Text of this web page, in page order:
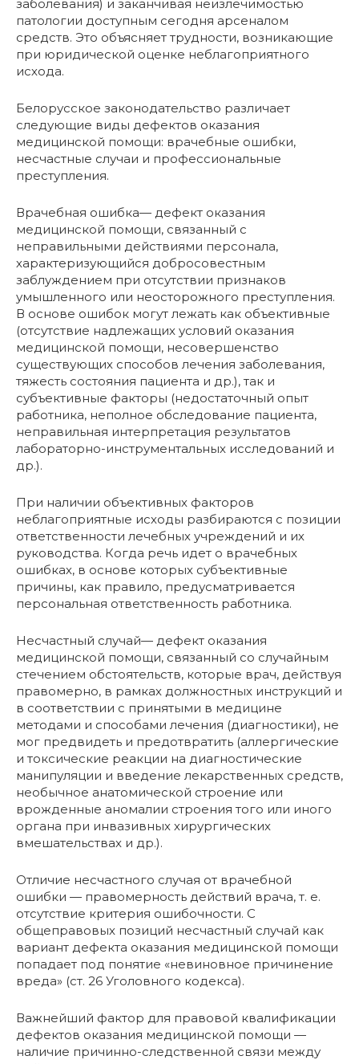
заболевания) и заканчивая неизлечимостью
патологии доступным сегодня арсеналом
средств. Это объясняет трудности, возникающие
при юридической оценке неблагоприятного
исхода.
Белорусское законодательство различает
следующие виды дефектов оказания
медицинской помощи: врачебные ошибки,
несчастные случаи и профессиональные
преступления.
Врачебная ошибка— дефект оказания
медицинской помощи, связанный с
неправильными действиями персонала,
характеризующийся добросовестным
заблуждением при отсутствии признаков
умышленного или неосторожного преступления.
В основе ошибок могут лежать как объективные
(отсутствие надлежащих условий оказания
медицинской помощи, несовершенство
существующих способов лечения заболевания,
тяжесть состояния пациента и др.), так и
субъективные факторы (недостаточный опыт
работника, неполное обследование пациента,
неправильная интерпретация результатов
лабораторно-инструментальных исследований и
др.).
При наличии объективных факторов
неблагоприятные исходы разбираются с позиции
ответственности лечебных учреждений и их
руководства. Когда речь идет о врачебных
ошибках, в основе которых субъективные
причины, как правило, предусматривается
персональная ответственность работника.
Несчастный случай— дефект оказания
медицинской помощи, связанный со случайным
стечением обстоятельств, которые врач, действуя
правомерно, в рамках должностных инструкций и
в соответствии с принятыми в медицине
методами и способами лечения (диагностики), не
мог предвидеть и предотвратить (аллергические
и токсические реакции на диагностические
манипуляции и введение лекарственных средств,
необычное анатомической строение или
врожденные аномалии строения того или иного
органа при инвазивных хирургических
вмешательствах и др.).
Отличие несчастного случая от врачебной
ошибки — правомерность действий врача, т. е.
отсутствие критерия ошибочности. С
общеправовых позиций несчастный случай как
вариант дефекта оказания медицинской помощи
попадает под понятие «невиновное причинение
вреда» (ст. 26 Уголовного кодекса).
Важнейший фактор для правовой квалификации
дефектов оказания медицинской помощи —
наличие причинно-следственной связи между